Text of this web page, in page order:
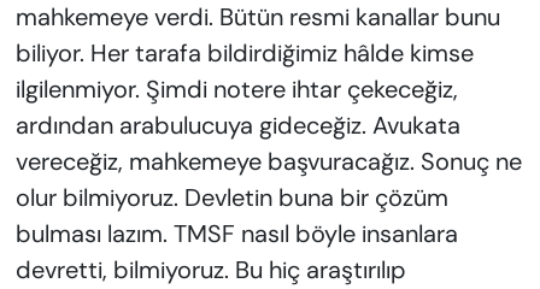
mahkemeye verdi. Bütün resmi kanallar bunu
biliyor. Her tarafa bildirdiğimiz hâlde kimse
ilgilenmiyor. Şimdi notere ihtar çekeceğiz,
ardından arabulucuya gideceğiz. Avukata
vereceğiz, mahkemeye başvuracağız. Sonuç ne
olur bilmiyoruz. Devletin buna bir çözüm
bulması lazım. TMSF nasıl böyle insanlara
devretti, bilmiyoruz. Bu hiç araştırılıp